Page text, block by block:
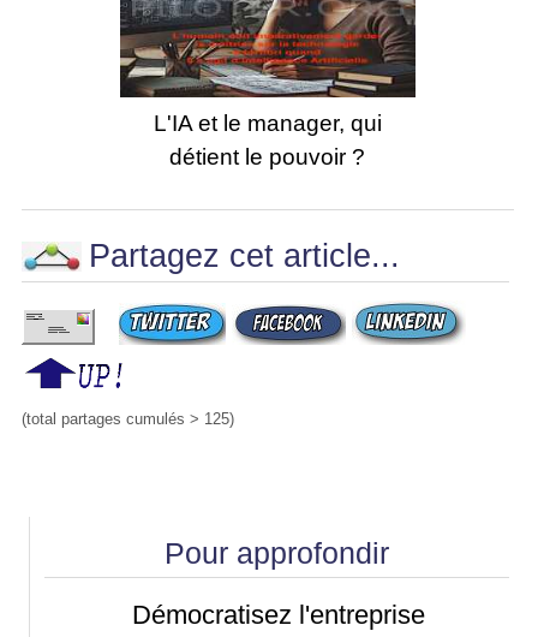
L'IA et le manager, qui
détient le pouvoir ?
Partagez cet article...
(total partages cumulés > 125)
Pour approfondir
Démocratisez l'entreprise